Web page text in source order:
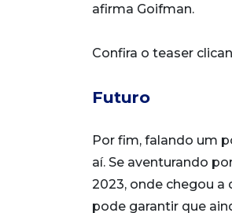
afirma Goifman.
Confira o teaser
Futuro
Por fim, falando um
aí. Se aventurando
2023, onde chegou
pode garantir que